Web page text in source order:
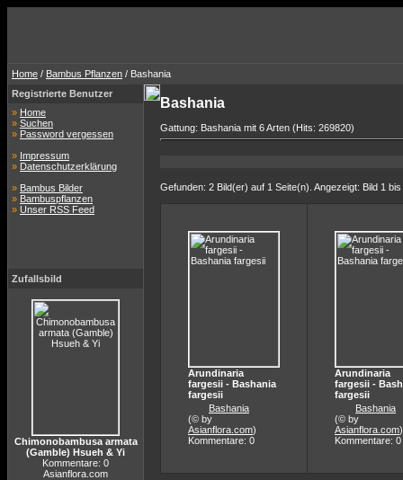
Home / Bambus Pflanzen / Bashania
Registrierte Benutzer
» Home
» Suchen
» Password vergessen
» Impressum
» Datenschutzerklärung
» Bambus Bilder
» Bambuspflanzen
» Unser RSS Feed
Zufallsbild
Chimonobambusa armata
(Gamble) Hsueh & Yi
Kommentare: 0
Asianflora.com
Bashania
Gattung: Bashania mit 6 Arten (Hits: 269820)
Gefunden: 2 Bild(er) auf 1 Seite(n). Angezeigt: Bild 1 bis
Arundinaria
fargesii - Bashania
fargesii
Bashania
(© by
Asianflora.com)
Kommentare: 0
Arundinaria
fargesii -
fargesii
Bashania
(© by
Asianflora.com)
Kommentare: 0